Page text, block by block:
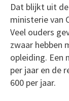
Dat blijkt uit de
ministerie van
Veel ouders
zwaar hebben
opleiding. Een
per jaar en de
600 per jaar.